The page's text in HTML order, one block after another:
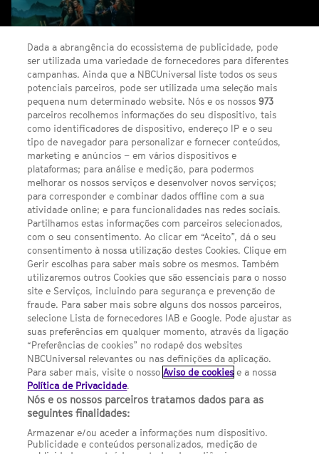
SEGUE-NOS
FACEBOOK
TWITTER
YOUTUBEINSTAGRAM
LINKS ÚTEIS
Escolhas de Anúncios
Política de privacidade
Sobre nós
Termos E Condições
Preferências de cookies
FILMES
UMA DIVISÃO DA NBCUNIVERSAL
Contact us by email: contact.SYFYPortugal@ncbuni.com
NBC Universal Global Networks España S.L.U. is wholly owned
by Universal Studios International BV
NBC Universal Global Networks, S.L.U. Paseo de la Castellana,
Dada a abrangência do ecossistema de publicidade, pode
ser utilizada uma variedade de fornecedores para diferentes
campanhas. Ainda que a NBCUniversal liste todos os seus
potenciais parceiros, pode ser utilizada uma seleção mais
pequena num determinado website. Nós e os nossos973
parceiros recolhemos informações do seu dispositivo, tais
como identificadores de dispositivo, endereço IP e o seu
tipo de navegador para personalizar e fornecer conteúdos,
marketing e anúncios – em vários dispositivos e
plataformas; para análise e medição, para podermos
melhorar os nossos serviços e desenvolver novos serviços;
para corresponder e combinar dados offline com a sua
atividade online; e para funcionalidades nas redes sociais.
Partilhamos estas informações com parceiros selecionados,
com o seu consentimento. Ao clicar em “Aceito”, dá o seu
consentimento à nossa utilização destes Cookies. Clique em
Gerir escolhas para saber mais sobre os mesmos. Também
utilizaremos outros Cookies que são essenciais para o nosso
site e Serviços, incluindo para segurança e prevenção de
fraude. Para saber mais sobre alguns dos nossos parceiros,
selecione Lista de fornecedores IAB e Google. Pode ajustar as
suas preferências em qualquer momento, através da ligação
“Preferências de cookies” no rodapé dos websites
NBCUniversal relevantes ou nas definições da aplicação.
Para saber mais, visite o nossoAviso de cookies e a nossa
Política de Privacidade.
Nós e os nossos parceiros tratamos dados para as
seguintes finalidades:
Armazenar e/ou aceder a informações num dispositivo.
Publicidade e conteúdos personalizados, medição de